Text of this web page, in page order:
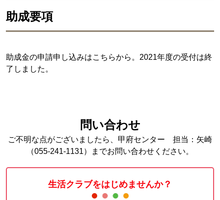
助成要項
助成金の申請申し込みはこちらから。2021年度の受付は終
了しました。
問い合わせ
ご不明な点がございましたら、甲府センター 担当：矢崎
（055-241-1131）までお問い合わせください。
生活クラブをはじめませんか？